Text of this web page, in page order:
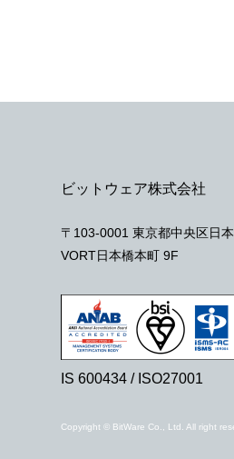
ビットウェア株式会社
〒103-0001 東京都中央区日
VORT日本橋本町 9F
IS 600434 / ISO27001
Copyright © BitWare Co., Ltd. All right